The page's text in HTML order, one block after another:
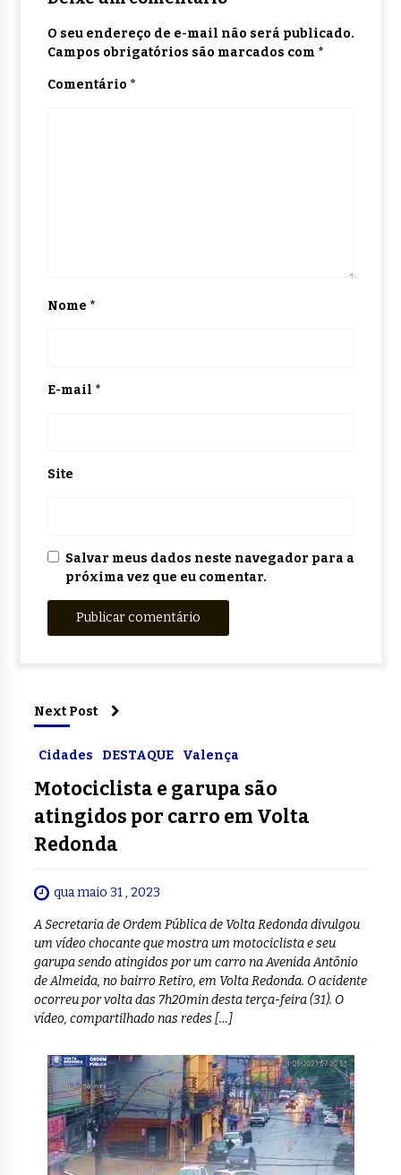
O seu endereço de e-mail não será publicado.
Campos obrigatórios são marcados com *
Comentário *
Nome *
E-mail *
Site
Salvar meus dados neste navegador para a
próxima vez que eu comentar.
Next Post
Cidades DESTAQUE Valença
Motociclista e garupa são
atingidos por carro em Volta
Redonda
qua maio 31 , 2023
A Secretaria de Ordem Pública de Volta Redonda divulgou
um vídeo chocante que mostra um motociclista e seu
garupa sendo atingidos por um carro na Avenida Antônio
de Almeida, no bairro Retiro, em Volta Redonda. O acidente
ocorreu por volta das 7h20min desta terça-feira (31). O
vídeo, compartilhado nas redes […]